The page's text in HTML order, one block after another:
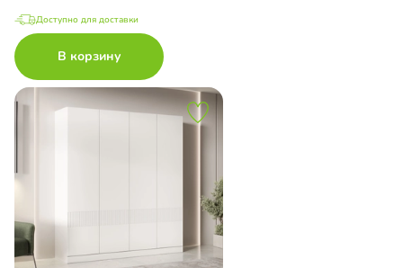
Доступно для доставки
В корзину